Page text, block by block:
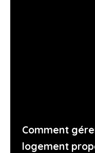
Comment
logement